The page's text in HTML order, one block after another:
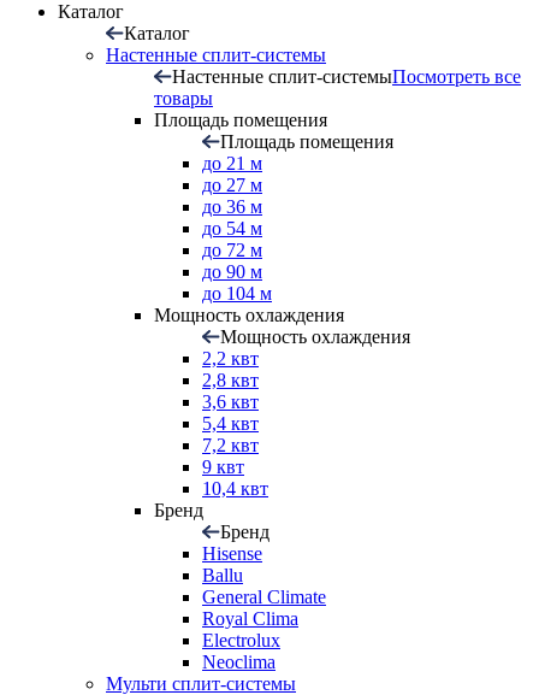
Каталог
Каталог
Настенные сплит-системы
Настенные сплит-системыПосмотреть все
товары
Площадь помещения
Площадь помещения
до 21 м
до 27 м
до 36 м
до 54 м
до 72 м
до 90 м
до 104 м
Мощность охлаждения
Мощность охлаждения
2,2 квт
2,8 квт
3,6 квт
5,4 квт
7,2 квт
9 квт
10,4 квт
Бренд
Бренд
Hisense
Ballu
General Climate
Royal Clima
Electrolux
Neoclima
Мульти сплит-системы